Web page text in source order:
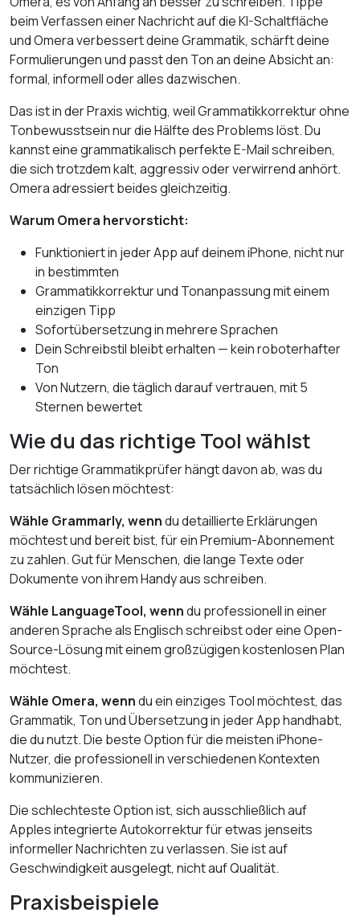
beim Verfassen einer Nachricht auf die KI-Schaltfläche
und Omera verbessert deine Grammatik, schärft deine
Formulierungen und passt den Ton an deine Absicht an:
formal, informell oder alles dazwischen.
Das ist in der Praxis wichtig, weil Grammatikkorrektur ohne
Tonbewusstsein nur die Hälfte des Problems löst. Du
kannst eine grammatikalisch perfekte E-Mail schreiben,
die sich trotzdem kalt, aggressiv oder verwirrend anhört.
Omera adressiert beides gleichzeitig.
Warum Omera hervorsticht:
Funktioniert in jeder App auf deinem iPhone, nicht nur
in bestimmten
Grammatikkorrektur und Tonanpassung mit einem
einzigen Tipp
Sofortübersetzung in mehrere Sprachen
Dein Schreibstil bleibt erhalten — kein roboterhafter
Ton
Von Nutzern, die täglich darauf vertrauen, mit 5
Sternen bewertet
Wie du das richtige Tool wählst
Der richtige Grammatikprüfer hängt davon ab, was du
tatsächlich lösen möchtest:
Wähle Grammarly, wenndu detaillierte Erklärungen
möchtest und bereit bist, für ein Premium-Abonnement
zu zahlen. Gut für Menschen, die lange Texte oder
Dokumente von ihrem Handy aus schreiben.
Wähle LanguageTool, wenndu professionell in einer
anderen Sprache als Englisch schreibst oder eine Open-
Source-Lösung mit einem großzügigen kostenlosen Plan
möchtest.
Wähle Omera, wenndu ein einziges Tool möchtest, das
Grammatik, Ton und Übersetzung in jeder App handhabt,
die du nutzt. Die beste Option für die meisten iPhone-
Nutzer, die professionell in verschiedenen Kontexten
kommunizieren.
Die schlechteste Option ist, sich ausschließlich auf
Apples integrierte Autokorrektur für etwas jenseits
informeller Nachrichten zu verlassen. Sie ist auf
Geschwindigkeit ausgelegt, nicht auf Qualität.
Praxisbeispiele